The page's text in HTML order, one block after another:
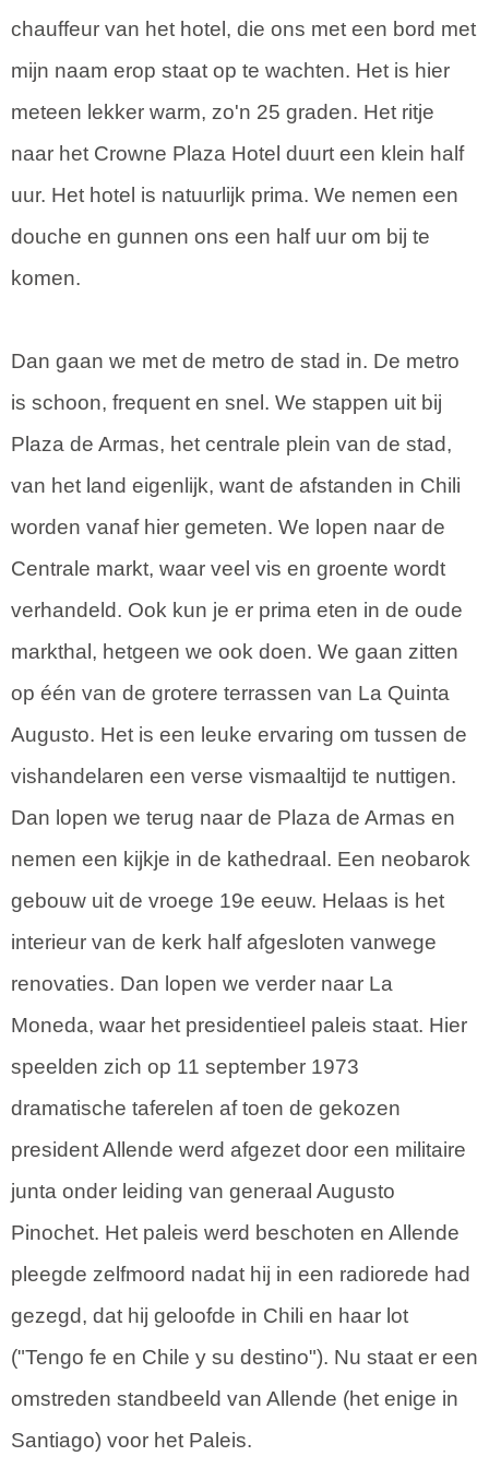
chauffeur van het hotel, die ons met een bord met
mijn naam erop staat op te wachten. Het is hier
meteen lekker warm, zo'n 25 graden. Het ritje
naar het Crowne Plaza Hotel duurt een klein half
uur. Het hotel is natuurlijk prima. We nemen een
douche en gunnen ons een half uur om bij te
komen.
Dan gaan we met de metro de stad in. De metro
is schoon, frequent en snel. We stappen uit bij
Plaza de Armas, het centrale plein van de stad,
van het land eigenlijk, want de afstanden in Chili
worden vanaf hier gemeten. We lopen naar de
Centrale markt, waar veel vis en groente wordt
verhandeld. Ook kun je er prima eten in de oude
markthal, hetgeen we ook doen. We gaan zitten
op één van de grotere terrassen van La Quinta
Augusto. Het is een leuke ervaring om tussen de
vishandelaren een verse vismaaltijd te nuttigen.
Dan lopen we terug naar de Plaza de Armas en
nemen een kijkje in de kathedraal. Een neobarok
gebouw uit de vroege 19e eeuw. Helaas is het
interieur van de kerk half afgesloten vanwege
renovaties. Dan lopen we verder naar La
Moneda, waar het presidentieel paleis staat. Hier
speelden zich op 11 september 1973
dramatische taferelen af toen de gekozen
president Allende werd afgezet door een militaire
junta onder leiding van generaal Augusto
Pinochet. Het paleis werd beschoten en Allende
pleegde zelfmoord nadat hij in een radiorede had
gezegd, dat hij geloofde in Chili en haar lot
("Tengo fe en Chile y su destino"). Nu staat er een
omstreden standbeeld van Allende (het enige in
Santiago) voor het Paleis.